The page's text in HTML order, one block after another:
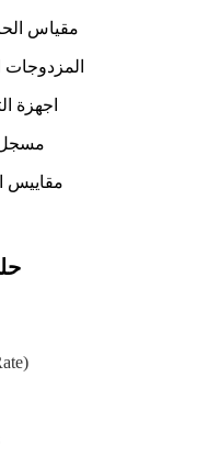
مقياس
المزدوجات
اجهزة
مسجل
مقاييس